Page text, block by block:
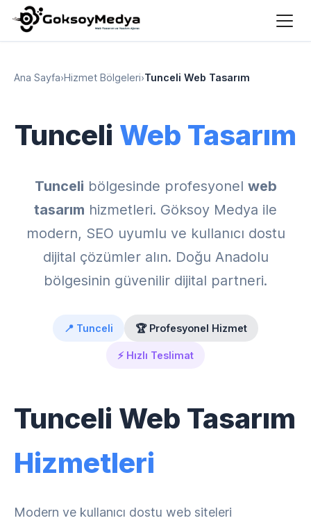
Ana Sayfa›Hizmet Bölgeleri›Tunceli Web Tasarım
Tunceli Web Tasarım
Tunceli bölgesinde profesyonel web
tasarım hizmetleri. Göksoy Medya ile
modern, SEO uyumlu ve kullanıcı dostu
dijital çözümler alın. Doğu Anadolu
bölgesinin güvenilir dijital partneri.
📍 Tunceli 🏆 Profesyonel Hizmet
⚡ Hızlı Teslimat
Tunceli Web Tasarım
Hizmetleri
Modern ve kullanıcı dostu web siteleri